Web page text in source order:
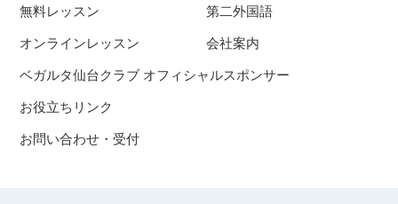
無料レッスン
オンラインレッスン
第二外国語
会社案内
ベガルタ仙台クラブ オフィシャルスポンサー
お役立ちリンク
お問い合わせ・受付